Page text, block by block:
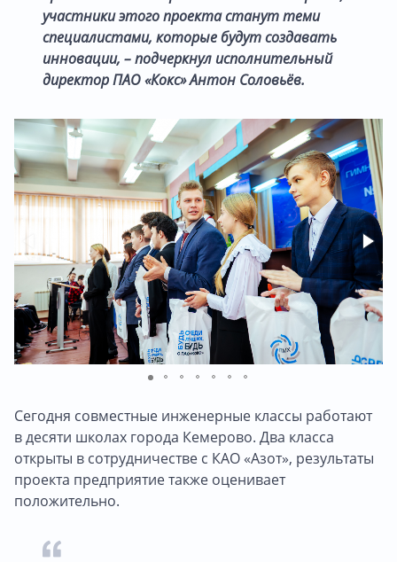
участники этого проекта станут теми
специалистами, которые будут создавать
инновации, – подчеркнул исполнительный
директор ПАО «Кокс» Антон Соловьёв.
Сегодня совместные инженерные классы работают
в десяти школах города Кемерово. Два класса
открыты в сотрудничестве с КАО «Азот», результаты
проекта предприятие также оценивает
положительно.